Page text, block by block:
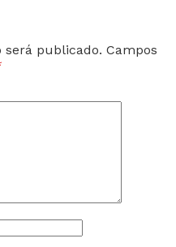
será publicado. Campos